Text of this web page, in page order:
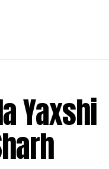
Yaxshi